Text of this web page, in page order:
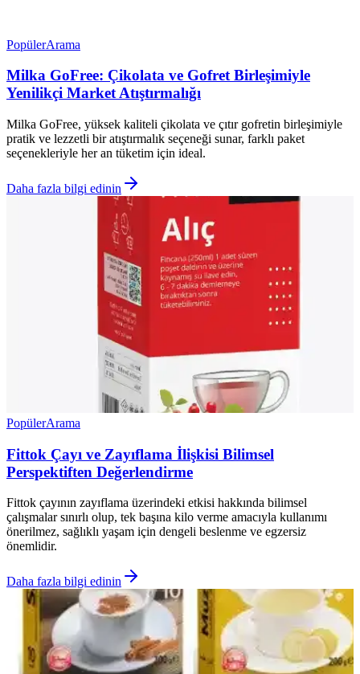
PopülerArama
Milka GoFree: Çikolata ve Gofret Birleşimiyle
Yenilikçi Market Atıştırmalığı
Milka GoFree, yüksek kaliteli çikolata ve çıtır gofretin birleşimiyle
pratik ve lezzetli bir atıştırmalık seçeneği sunar, farklı paket
seçenekleriyle her an tüketim için ideal.
Daha fazla bilgi edinin
PopülerArama
Fittok Çayı ve Zayıflama İlişkisi Bilimsel
Perspektiften Değerlendirme
Fittok çayının zayıflama üzerindeki etkisi hakkında bilimsel
çalışmalar sınırlı olup, tek başına kilo verme amacıyla kullanımı
önerilmez, sağlıklı yaşam için dengeli beslenme ve egzersiz
önemlidir.
Daha fazla bilgi edinin